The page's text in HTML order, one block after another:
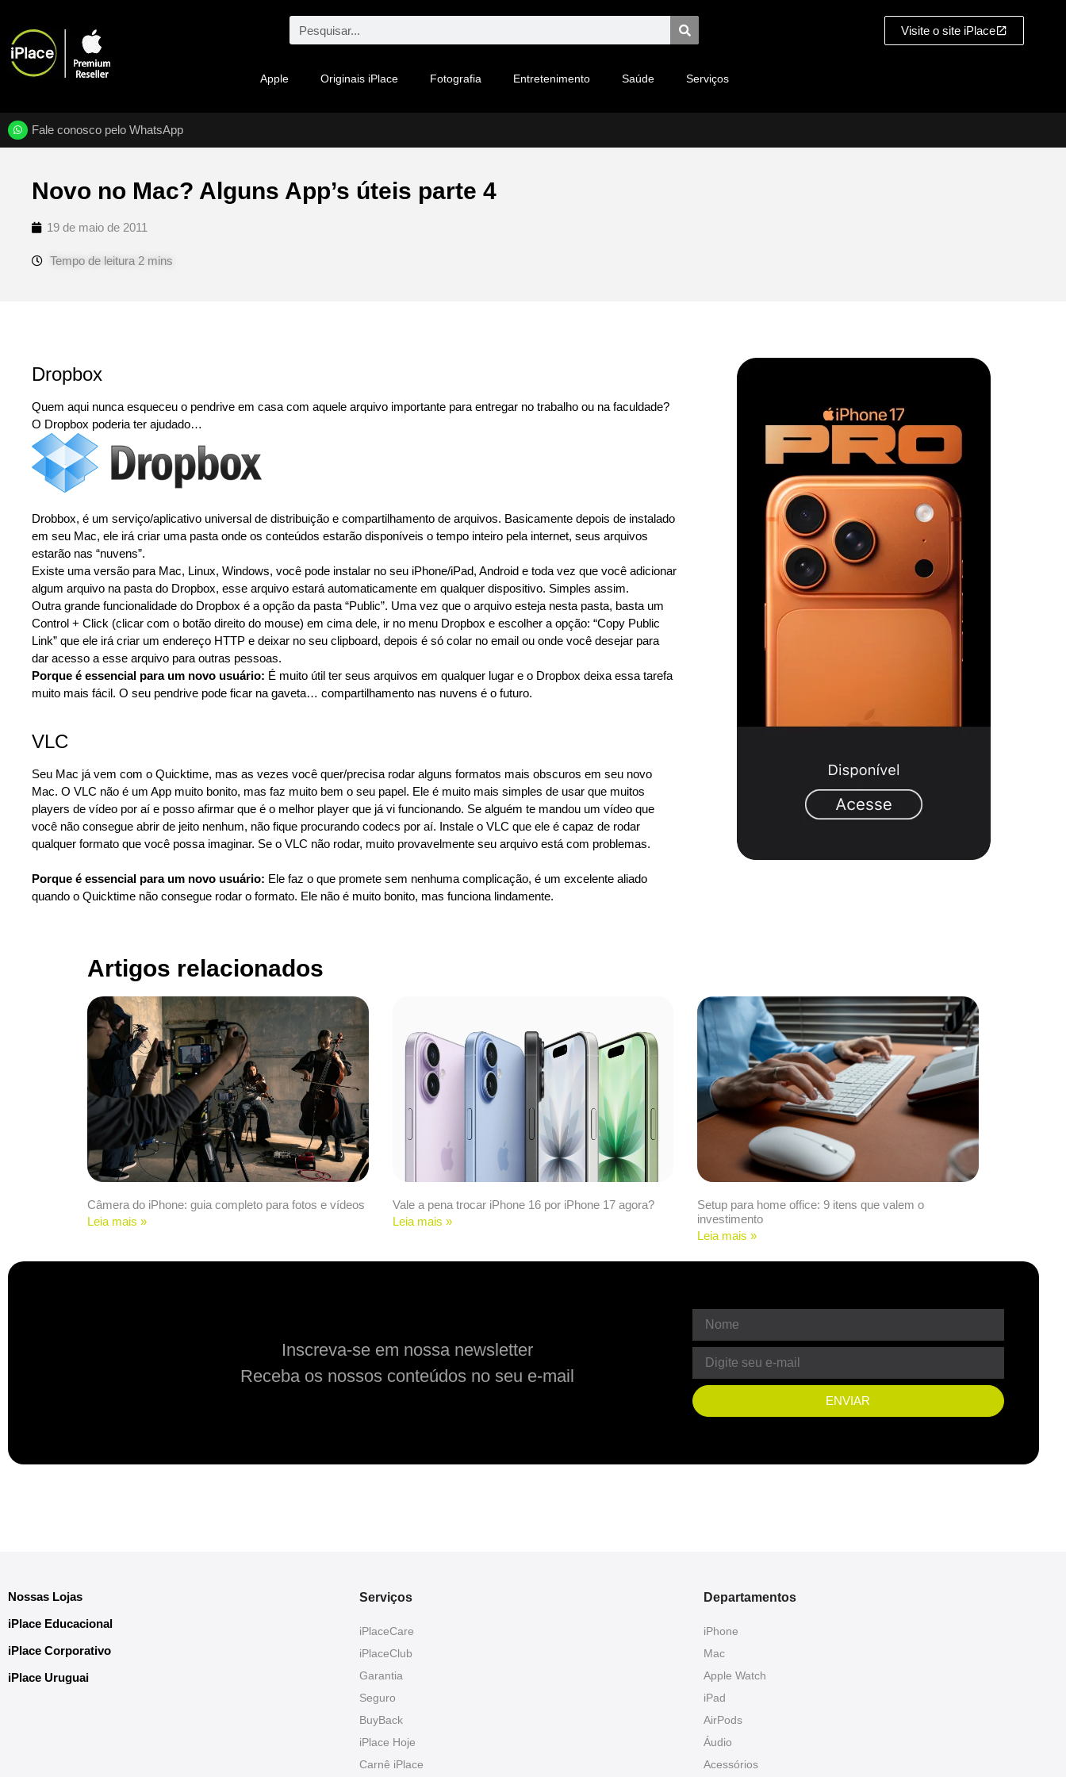
Apple Originais iPlace Fotografia Entretenimento Saúde Serviços
Visite o site iPlace
Fale conosco pelo WhatsApp
Novo no Mac? Alguns App’s úteis parte 4
19 de maio de 2011
Dropbox
Quem aqui nunca esqueceu o pendrive em casa com aquele arquivo importante para entregar no trabalho ou na faculdade?
O Dropbox poderia ter ajudado…
Drobbox, é um serviço/aplicativo universal de distribuição e compartilhamento de arquivos. Basicamente depois de instalado
em seu Mac, ele irá criar uma pasta onde os conteúdos estarão disponíveis o tempo inteiro pela internet, seus arquivos
estarão nas “nuvens”.
Existe uma versão para Mac, Linux, Windows, você pode instalar no seu iPhone/iPad, Android e toda vez que você adicionar
algum arquivo na pasta do Dropbox, esse arquivo estará automaticamente em qualquer dispositivo. Simples assim.
Outra grande funcionalidade do Dropbox é a opção da pasta “Public”. Uma vez que o arquivo esteja nesta pasta, basta um
Control + Click (clicar com o botão direito do mouse) em cima dele, ir no menu Dropbox e escolher a opção: “Copy Public
Link” que ele irá criar um endereço HTTP e deixar no seu clipboard, depois é só colar no email ou onde você desejar para
dar acesso a esse arquivo para outras pessoas.
Porque é essencial para um novo usuário: É muito útil ter seus arquivos em qualquer lugar e o Dropbox deixa essa tarefa
muito mais fácil. O seu pendrive pode ficar na gaveta… compartilhamento nas nuvens é o futuro.
VLC
Seu Mac já vem com o Quicktime, mas as vezes você quer/precisa rodar alguns formatos mais obscuros em seu novo
Mac. O VLC não é um App muito bonito, mas faz muito bem o seu papel. Ele é muito mais simples de usar que muitos
players de vídeo por aí e posso afirmar que é o melhor player que já vi funcionando. Se alguém te mandou um vídeo que
você não consegue abrir de jeito nenhum, não fique procurando codecs por aí. Instale o VLC que ele é capaz de rodar
qualquer formato que você possa imaginar. Se o VLC não rodar, muito provavelmente seu arquivo está com problemas.
Porque é essencial para um novo usuário: Ele faz o que promete sem nenhuma complicação, é um excelente aliado
quando o Quicktime não consegue rodar o formato. Ele não é muito bonito, mas funciona lindamente.
Artigos relacionados
Câmera do iPhone: guia completo para fotos e vídeos
Leia mais »
Vale a pena trocar iPhone 16 por iPhone 17 agora?
Leia mais »
Setup para home office: 9 itens que valem o
investimento
Leia mais »
Inscreva-se em nossa newsletter
Receba os nossos conteúdos no seu e-mail
ENVIAR
Nossas Lojas
iPlace Educacional
iPlace Corporativo
iPlace Uruguai
Serviços
iPlaceCare
iPlaceClub
Garantia
Seguro
BuyBack
iPlace Hoje
Carnê iPlace
Departamentos
iPhone
Mac
Apple Watch
iPad
AirPods
Áudio
Acessórios